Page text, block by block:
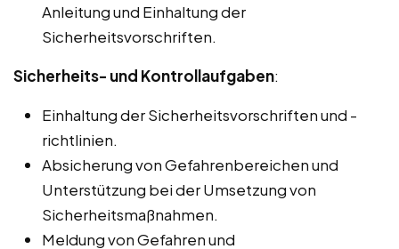
Anleitung und Einhaltung der
Sicherheitsvorschriften.
Sicherheits- und Kontrollaufgaben:
Einhaltung der Sicherheitsvorschriften und -
richtlinien.
Absicherung von Gefahrenbereichen und
Unterstützung bei der Umsetzung von
Sicherheitsmaßnahmen.
Meldung von Gefahren und